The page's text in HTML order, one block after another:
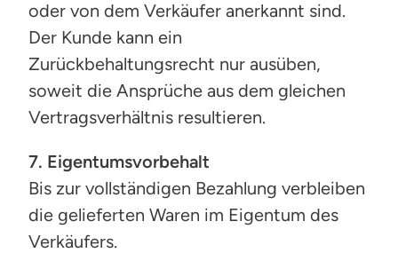
oder von dem Verkäufer anerkannt sind.
Der Kunde kann ein
Zurückbehaltungsrecht nur ausüben,
soweit die Ansprüche aus dem gleichen
Vertragsverhältnis resultieren.
7. Eigentumsvorbehalt
Bis zur vollständigen Bezahlung verbleiben
die gelieferten Waren im Eigentum des
Verkäufers.